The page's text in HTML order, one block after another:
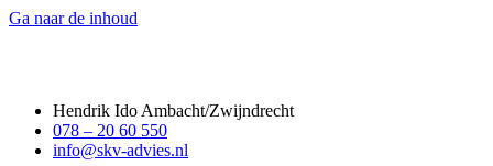
Ga naar de inhoud
Hendrik Ido Ambacht/Zwijndrecht
078 – 20 60 550
info@skv-advies.nl